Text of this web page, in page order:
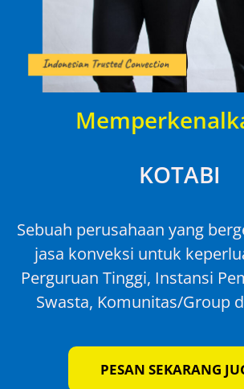
KOTABI
Sebuah perusahaan yang
jasa konveksi untuk
Perguruan Tinggi, Instansi
Swasta, Komunitas/Group
PESAN SEKARANG